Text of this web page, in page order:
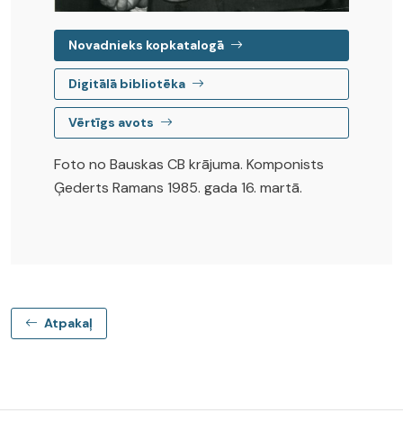
Novadnieks kopkatalogā
Digitālā bibliotēka
Vērtīgs avots
Foto no Bauskas CB krājuma. Komponists
Ģederts Ramans 1985. gada 16. martā.
Atpakaļ